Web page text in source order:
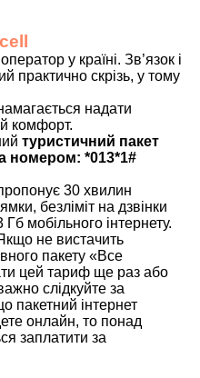
у країні. Зв’язок і
практично скрізь, у тому
надати
комфорт.
туристичний пакет
номером: *013*1#
30 хвилин
безліміт на дзвінки
мобільного інтернету.
не вистачить
пакету «Все
цей тариф ще раз або
слідкуйте за
пакетний інтернет
онлайн, то понад
заплатити за